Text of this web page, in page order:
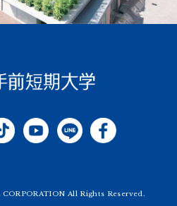
All Rights Reserved.